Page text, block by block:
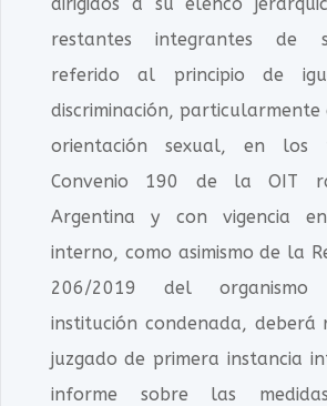
restantes integrantes de
referido al principio de
discriminación, particularmente
orientación sexual, en los
Convenio 190 de la OIT
Argentina y con vigencia
interno, como asimismo de la
206/2019 del
institución condenada,
juzgado de primera instancia
informe sobre las